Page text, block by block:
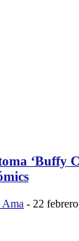
‘Buffy
Ama - 22